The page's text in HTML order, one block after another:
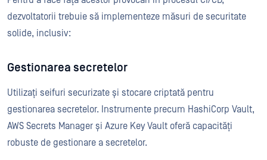
dezvoltatorii trebuie să implementeze măsuri de securitate
solide, inclusiv:
Gestionarea secretelor
Utilizați seifuri securizate și stocare criptată pentru
gestionarea secretelor. Instrumente precum HashiCorp Vault,
AWS Secrets Manager și Azure Key Vault oferă capacități
robuste de gestionare a secretelor.